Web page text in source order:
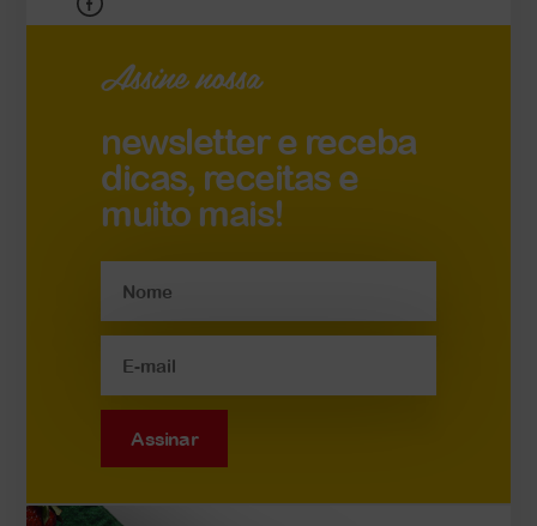
Assine nossa
newsletter e receba
dicas, receitas e
muito mais!
Assinar